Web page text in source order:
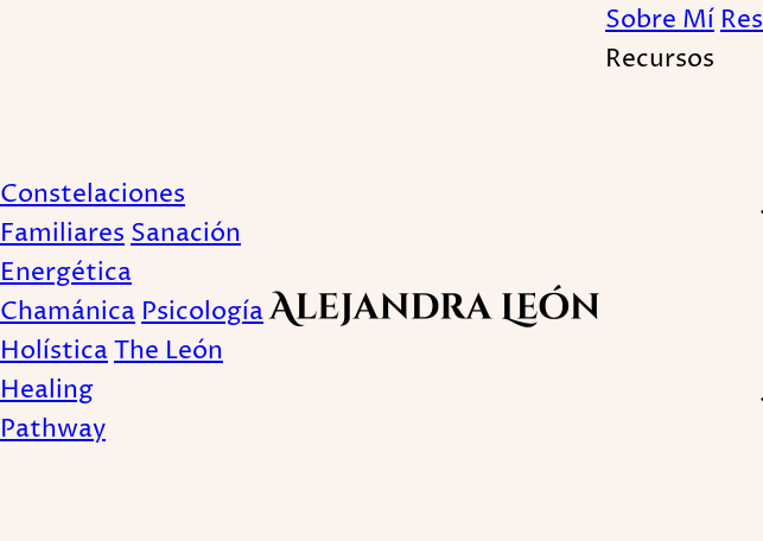
Constelaciones
Familiares Sanación
Energética
Chamánica Psicología
HolísticaThe León
Healing
Pathway
Sobre Mí
Recursos
Cómo manifestar riqueza y
atracción
Publicado Invalid Date